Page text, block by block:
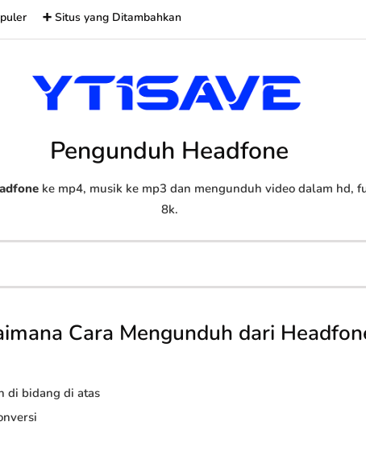
➕ Situs yang Ditambahkan
Pengunduh Headfone
ke mp4, musik ke mp3 dan mengunduh video dalam hd,
8k.
Cara Mengunduh dari
di bidang di atas